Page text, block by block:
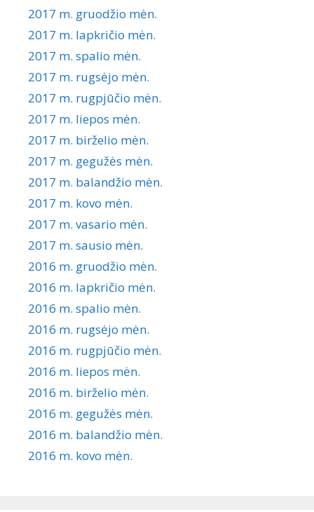
2017 m. gruodžio mėn.
2017 m. lapkričio mėn.
2017 m. spalio mėn.
2017 m. rugsėjo mėn.
2017 m. rugpjūčio mėn.
2017 m. liepos mėn.
2017 m. birželio mėn.
2017 m. gegužės mėn.
2017 m. balandžio mėn.
2017 m. kovo mėn.
2017 m. vasario mėn.
2017 m. sausio mėn.
2016 m. gruodžio mėn.
2016 m. lapkričio mėn.
2016 m. spalio mėn.
2016 m. rugsėjo mėn.
2016 m. rugpjūčio mėn.
2016 m. liepos mėn.
2016 m. birželio mėn.
2016 m. gegužės mėn.
2016 m. balandžio mėn.
2016 m. kovo mėn.